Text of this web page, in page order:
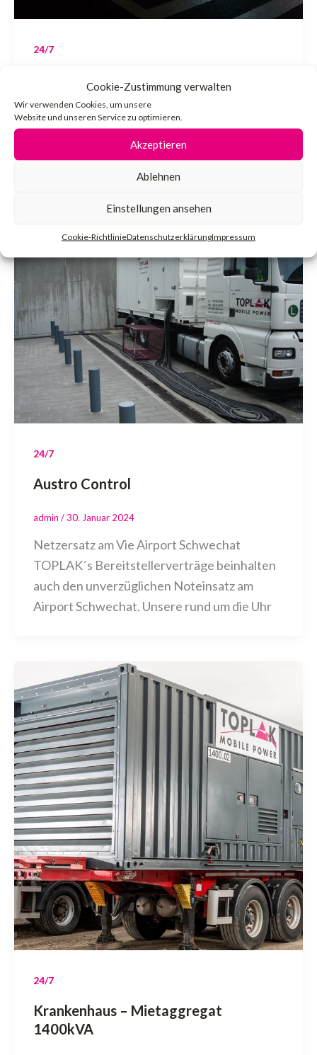
Cookie-Zustimmung verwalten
Wir verwenden Cookies, um unsere
Website und unseren Service zu optimieren.
Akzeptieren
Ablehnen
Einstellungen ansehen
Cookie-RichtlinieDatenschutzerklärungImpressum
24/7
Mietnotkälte – Privatbrauerei Egger
Herzogenburg
admin/30. Januar 2024
Notkälteversorgung 1 MW Umsetzung Mai
24/7
Austro Control
admin /30. Januar 2024
Netzersatz am Vie Airport Schwechat
TOPLAK´s Bereitstellerverträge beinhalten
auch den unverzüglichen Noteinsatz am
Airport Schwechat. Unsere rund um die Uhr
24/7
Krankenhaus – Mietaggregat
1400kVA